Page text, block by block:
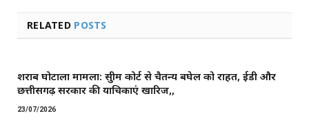
RELATED POSTS
शराब घोटाला मामला: सुप्रीम कोर्ट से चैतन्य बघेल को राहत, ईडी और
छत्तीसगढ़ सरकार की याचिकाएं खारिज,,
23/07/2026